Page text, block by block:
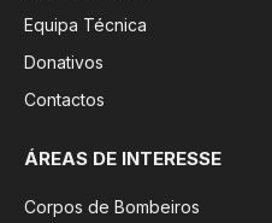
Equipa Técnica
Donativos
Contactos
ÁREAS DE INTERESSE
Corpos de Bombeiros